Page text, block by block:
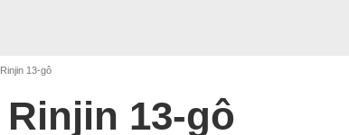
Rinjin 13-gô
Rinjin 13-gô